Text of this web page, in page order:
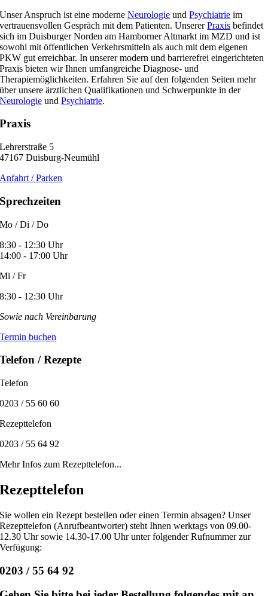
Unser Anspruch ist eine moderneNeurologie undPsychiatrie im
vertrauensvollen Gespräch mit dem Patienten. UnsererPraxis befindet
sich im Duisburger Norden am Hamborner Altmarkt im MZD und ist
sowohl mit öffentlichen Verkehrsmitteln als auch mit dem eigenen
PKW gut erreichbar. In unserer modern und barrierefrei eingerichteten
Praxis bieten wir Ihnen umfangreiche Diagnose- und
Therapiemöglichkeiten. Erfahren Sie auf den folgenden Seiten mehr
über unsere ärztlichen Qualifikationen und Schwerpunkte in der
Neurologie undPsychiatrie.
Praxis
Lehrerstraße 5
47167 Duisburg-Neumühl
Anfahrt / Parken
Sprechzeiten
Mo / Di / Do
8:30 - 12:30 Uhr
14:00 - 17:00 Uhr
Mi / Fr
8:30 - 12:30 Uhr
Sowie nach Vereinbarung
Termin buchen
Telefon / Rezepte
Telefon
0203 / 55 60 60
Rezepttelefon
0203 / 55 64 92
Mehr Infos zum Rezepttelefon...
Rezepttelefon
Sie wollen ein Rezept bestellen oder einen Termin absagen? Unser
Rezepttelefon (Anrufbeantworter) steht Ihnen werktags von 09.00-
12.30 Uhr sowie 14.30-17.00 Uhr unter folgender Rufnummer zur
Verfügung:
0203 / 55 64 92